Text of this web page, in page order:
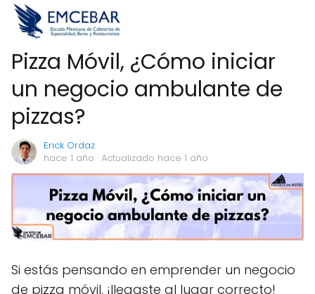
Pizza Móvil, ¿Cómo iniciar
un negocio ambulante de
pizzas?
Erick Ordaz
hace 1 año · Actualizado hace 1 año
Si estás pensando en emprender un negocio
de pizza móvil, ¡llegaste al lugar correcto!